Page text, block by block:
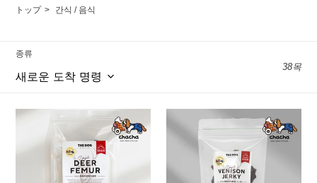
トップ 간식 / 음식
종류
38목
개